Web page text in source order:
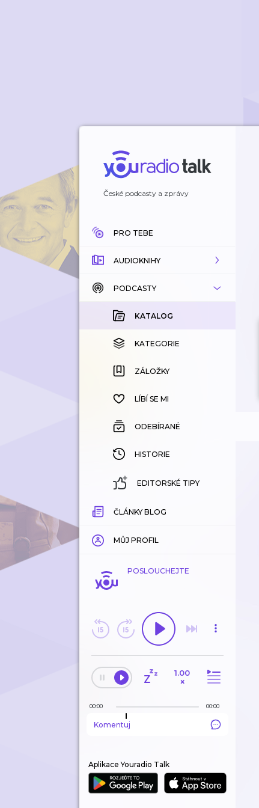
České podcasty a zprávy
PRO TEBE
AUDIOKNIHY
KATALOG
KOUPENÉ
KATEGORIE
ZÁLOŽKY
HISTORIE
PODCASTY
KATALOG
KATEGORIE
ZÁLOŽKY
LÍBÍ SE MI
ODEBÍRANÉ
HISTORIE
EDITORSKÉ TIPY
ČLÁNKY BLOG
MŮJ PROFIL
POSLOUCHEJTE
1.00
×
00:00 00:00
Komentuj
Aplikace Youradio Talk